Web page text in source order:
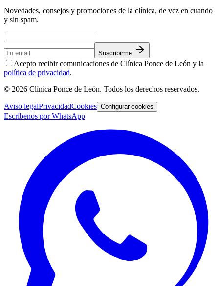
Novedades, consejos y promociones de la clínica, de vez en cuando
y sin spam.
Suscribirme
Acepto recibir comunicaciones de Clínica Ponce de León y la
política de privacidad.
© 2026 Clínica Ponce de León. Todos los derechos reservados.
Aviso legalPrivacidadCookies Configurar cookies
Escríbenos por WhatsApp